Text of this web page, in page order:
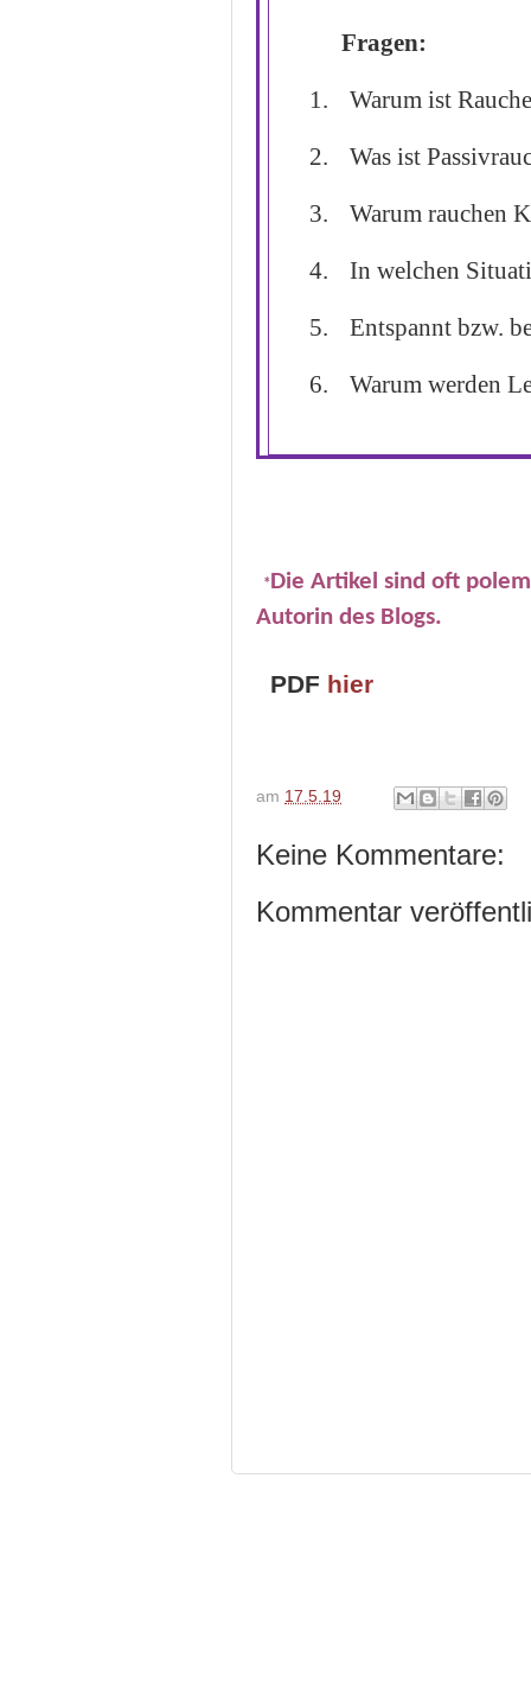
Fragen:
1.
Warum ist
2.
Was ist
3.
Warum rauchen
4.
In welchen
5.
Entspannt bzw.
6.
Warum werden
* Die Artikel sind oft
Autorin des Blogs.
PDF hier
am 17.5.19
Keine Kommentare:
Kommentar